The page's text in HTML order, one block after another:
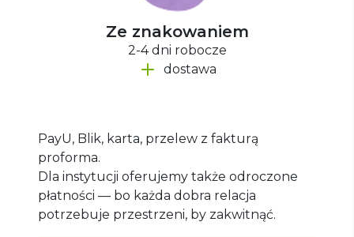
Ze znakowaniem
2-4 dni robocze
dostawa
PayU, Blik, karta, przelew z fakturą
proforma.
Dla instytucji oferujemy także odroczone
płatności — bo każda dobra relacja
potrzebuje przestrzeni, by zakwitnąć.